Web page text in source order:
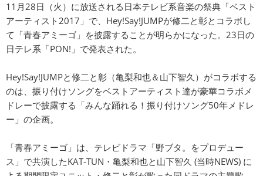
11月28日（火）に放送される日本テレビ系音楽の祭典「ベスト
アーティスト2017」で、Hey!Say!JUMPが修二と彰とコラボし
て「青春アミーゴ」を披露することが明らかになった。23日の
日テレ系「PON!」で発表された。
Hey!Say!JUMPと修二と彰（亀梨和也＆山下智久）がコラボする
のは、振り付けソングをベストアーティスト達が豪華コラボメ
ドレーで披露する「みんな踊れる！振り付けソング50年メドレ
ー」の企画。
「青春アミーゴ」は、テレビドラマ「野ブタ。をプロデュー
ス」で共演したKAT-TUN・亀梨和也と山下智久 (当時NEWS) に